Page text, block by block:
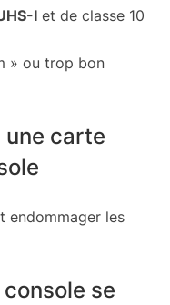
I et de classe 10
» ou trop bon
une carte
endommager les
se